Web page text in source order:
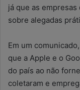
já que as
sobre alegadas
Em um
que a Apple e o
do país ao não
coletaram e